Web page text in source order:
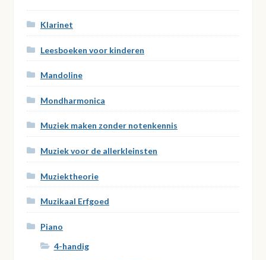
Klarinet
Leesboeken voor kinderen
Mandoline
Mondharmonica
Muziek maken zonder notenkennis
Muziek voor de allerkleinsten
Muziektheorie
Muzikaal Erfgoed
Piano
4-handig